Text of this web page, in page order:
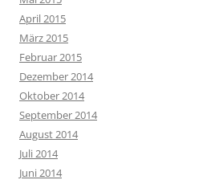
April 2015
März 2015
Februar 2015
Dezember 2014
Oktober 2014
September 2014
August 2014
Juli 2014
Juni 2014